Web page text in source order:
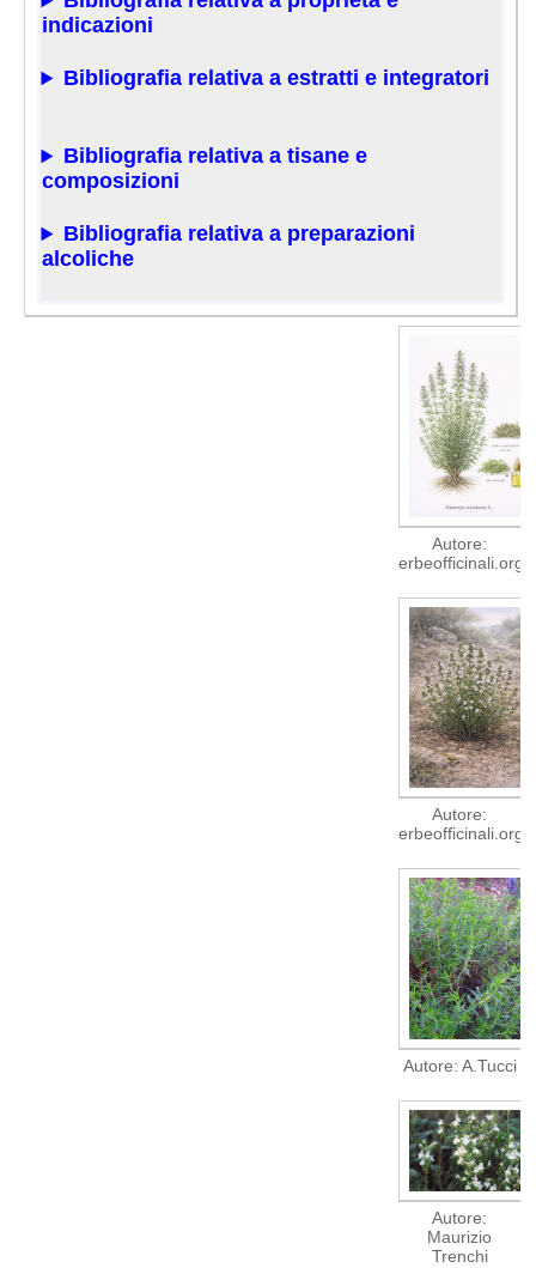
indicazioni
Bibliografia relativa a estratti e integratori
Bibliografia relativa a tisane e
composizioni
Bibliografia relativa a preparazioni
alcoliche
Autore:
erbeofficinali.org
Autore:
erbeofficinali.org
Autore: A.Tucci
Autore:
Maurizio
Trenchi